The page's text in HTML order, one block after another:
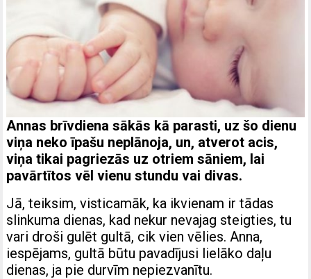
Annas brīvdiena sākās kā parasti, uz šo dienu
viņa neko īpašu neplānoja, un, atverot acis,
viņa tikai pagriezās uz otriem sāniem, lai
pavārtītos vēl vienu stundu vai divas.
Jā, teiksim, visticamāk, ka ikvienam ir tādas
slinkuma dienas, kad nekur nevajag steigties, tu
vari droši gulēt gultā, cik vien vēlies. Anna,
iespējams, gultā būtu pavadījusi lielāko daļu
dienas, ja pie durvīm nepiezvanītu.